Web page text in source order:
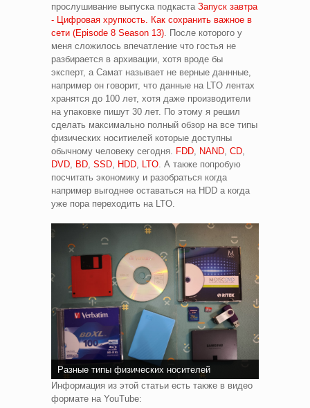
прослушивание выпуска подкаста Запуск завтра
- Цифровая хрупкость. Как сохранить важное в
сети (Episode 8 Season 13) . После которого у
меня сложилось впечатление что гостья не
разбирается в архивации, хотя вроде бы
эксперт, а Самат называет не верные даннные,
например он говорит, что данные на LTO лентах
хранятся до 100 лет, хотя даже производители
на упаковке пишут 30 лет. По этому я решил
сделать максимально полный обзор на все типы
физических носитиелей которые доступны
обычному человеку сегодня. FDD NAND CD
DVD BD SSD HDD LTO . А также попробую
посчитать экономику и разобраться когда
например выгоднее оставаться на HDD а когда
уже пора переходить на LTO.
Разные типы физических носителей
Информация из этой статьи есть также в видео
формате на YouTube: